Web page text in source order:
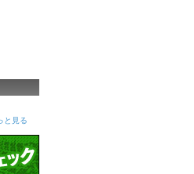
と見る